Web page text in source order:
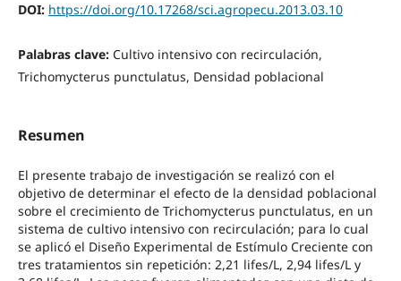
DOI: https://doi.org/10.17268/sci.agropecu.2013.03.10
Palabras clave: Cultivo intensivo con recirculación,
Trichomycterus punctulatus, Densidad poblacional
Resumen
El presente trabajo de investigación se realizó con el
objetivo de determinar el efecto de la densidad poblacional
sobre el crecimiento de Trichomycterus punctulatus, en un
sistema de cultivo intensivo con recirculación; para lo cual
se aplicó el Diseño Experimental de Estímulo Creciente con
tres tratamientos sin repetición: 2,21 lifes/L, 2,94 lifes/L y